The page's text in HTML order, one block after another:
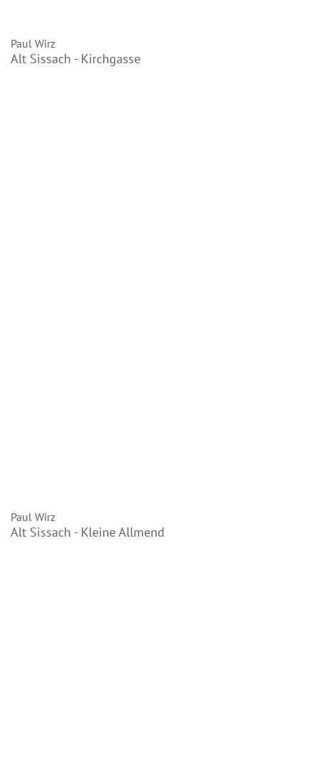
Paul Wirz
Alt Sissach - Kirchgasse
Paul Wirz
Alt Sissach - Kleine Allmend